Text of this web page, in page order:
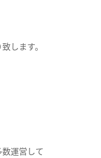
します。
運営して